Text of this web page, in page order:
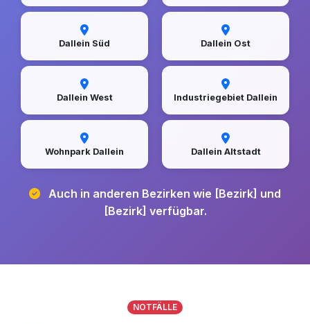
Dallein Süd Dallein Ost
Dallein West Industriegebiet Dallein
Wohnpark Dallein Dallein Altstadt
Auch in anderen Bezirken wie [Bezirk] und
[Bezirk] verfügbar.
NOTFÄLLE